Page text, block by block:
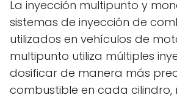
La inyección multipunto y
sistemas de inyección de
utilizados en vehículos de
multipunto utiliza múltiples
dosificar de manera más
combustible en cada cilindro,